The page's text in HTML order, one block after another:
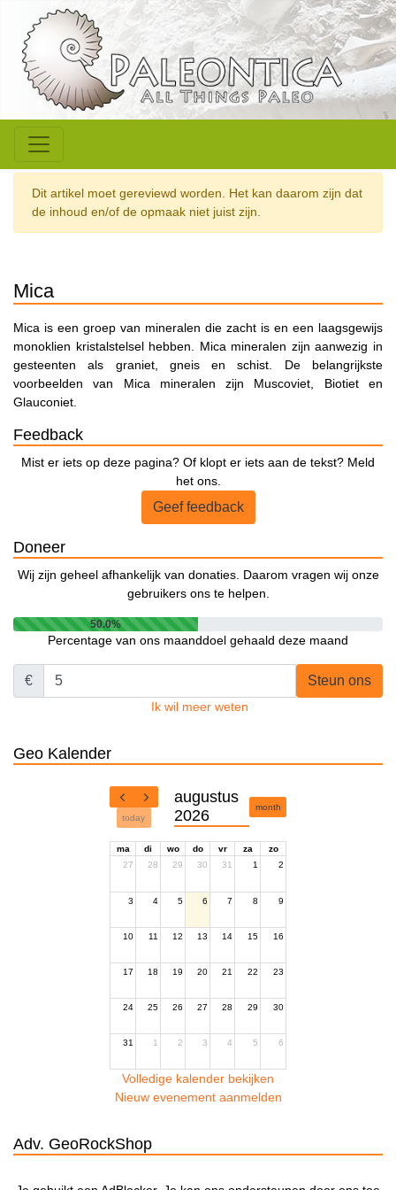
Dit artikel moet gereviewd worden. Het kan daarom zijn dat
de inhoud en/of de opmaak niet juist zijn.
Mica
Mica is een groep van mineralen die zacht is en een laagsgewijs
monoklien kristalstelsel hebben. Mica mineralen zijn aanwezig in
gesteenten als graniet, gneis en schist. De belangrijkste
voorbeelden van Mica mineralen zijn Muscoviet, Biotiet en
Glauconiet.
Feedback
Mist er iets op deze pagina? Of klopt er iets aan de tekst? Meld
het ons.
Geef feedback
Doneer
Wij zijn geheel afhankelijk van donaties. Daarom vragen wij onze
gebruikers ons te helpen.
50.0%
Percentage van ons maanddoel gehaald deze maand
€ Steun ons
Ik wil meer weten
Geo Kalender
today
augustus
2026
month
ma di wo do vr za
zo
27
28 29 30 31 1 2
3 4 5 6 7 8 9
10 11 12 13 14 15 16
17 18 19 20 21 22 23
24 25 26 27 28 29 30
31 1 2 3 4 5 6
Volledige kalender bekijken
Nieuw evenement aanmelden
Adv. GeoRockShop